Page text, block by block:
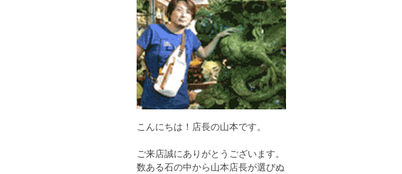
こんにちは！店長の山本です。
ご来店誠にありがとうございます。
数ある石の中から山本店長が選びぬ